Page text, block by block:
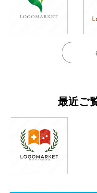
最近ご